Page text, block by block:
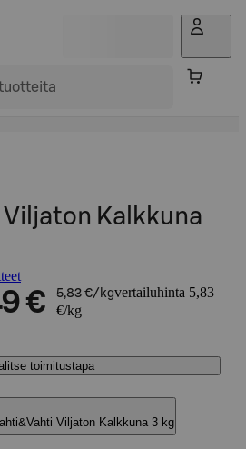
Kalkkuna
€ 5,83 €/kgvertailuhinta 5,83
€/kg
toimitustapa
Viljaton Kalkkuna 3 kg